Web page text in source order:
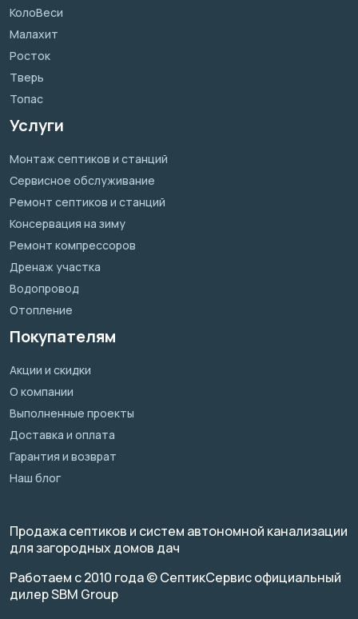
КолоВеси
Малахит
Росток
Тверь
Топас
Услуги
Монтаж септиков и станций
Сервисное обслуживание
Ремонт септиков и станций
Консервация на зиму
Ремонт компрессоров
Дренаж участка
Водопровод
Отопление
Покупателям
Акции и скидки
О компании
Выполненные проекты
Доставка и оплата
Гарантия и возврат
Наш блог
Продажа септиков и систем автономной канализации
для загородных домов дач
Работаем с 2010 года © СептикСервис официальный
дилер SBM Group